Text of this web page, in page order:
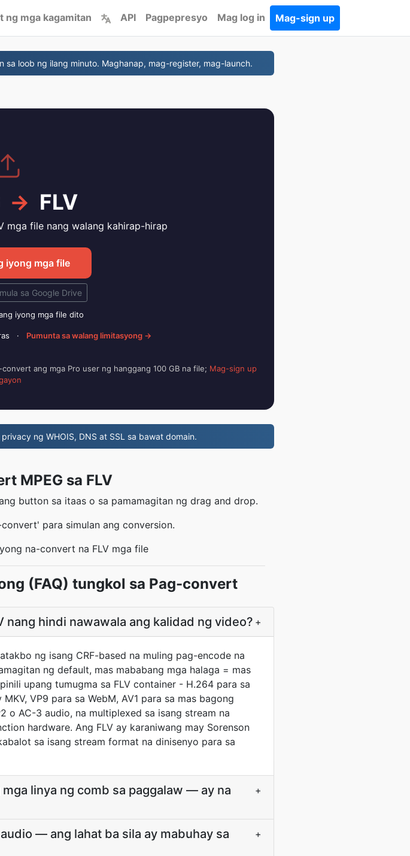
ng mga kagamitan API Pagpepresyo Mag log in Mag-sign up
sa loob ng ilang minuto. Maghanap, mag-register, mag-launch.
→ FLV
mga file nang walang kahirap-hirap
iyong mga file
sa Google Drive
iyong mga file dito
· Pumunta sa walang limitasyong →
ang mga Pro user ng hanggang 100 GB na file; Mag-sign up
ng WHOIS, DNS at SSL sa bawat domain.
MPEG sa FLV
button sa itaas o sa pamamagitan ng drag and drop.
para simulan ang conversion.
na-convert na FLV mga file
(FAQ) tungkol sa Pag-convert
nang hindi nawawala ang kalidad ng video? +
ng isang CRF-based na muling pag-encode na
ng default, mas mababang mga halaga = mas
upang tumugma sa FLV container - H.264 para sa
VP9 para sa WebM, AV1 para sa mas bagong
o AC-3 audio, na multiplexed sa isang stream na
hardware. Ang FLV ay karaniwang may Sorenson
sa isang stream format na dinisenyo para sa
linya ng comb sa paggalaw — ay na
+
— ang lahat ba sila ay mabuhay sa
+